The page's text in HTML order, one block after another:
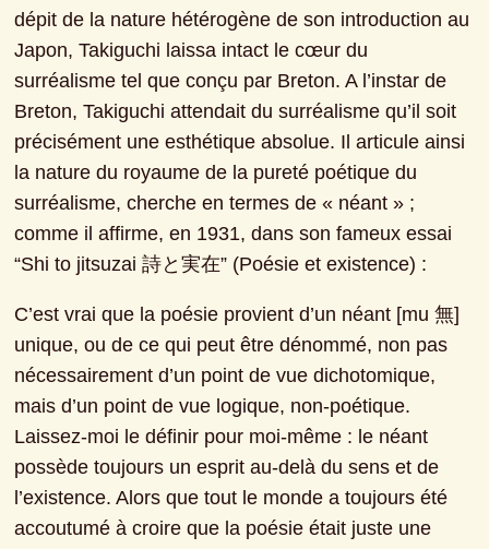
dépit de la nature hétérogène de son introduction au
Japon, Takiguchi laissa intact le cœur du
surréalisme tel que conçu par Breton. A l’instar de
Breton, Takiguchi attendait du surréalisme qu’il soit
précisément une esthétique absolue. Il articule ainsi
la nature du royaume de la pureté poétique du
surréalisme, cherche en termes de « néant » ;
comme il affirme, en 1931, dans son fameux essai
“Shi to jitsuzai 詩と実在” (Poésie et existence) :
C’est vrai que la poésie provient d’un néant [mu 無]
unique, ou de ce qui peut être dénommé, non pas
nécessairement d’un point de vue dichotomique,
mais d’un point de vue logique, non-poétique.
Laissez-moi le définir pour moi-même : le néant
possède toujours un esprit au-delà du sens et de
l’existence. Alors que tout le monde a toujours été
accoutumé à croire que la poésie était juste une